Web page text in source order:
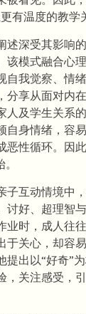
有温度的教学
述深受其影响
该模式融合心
自我觉察、情
分享从面对内
人及学生关系
自身情绪，容
恶性循环。因
子互动情境中
讨好、超理智
业时，成人往
于关心，却容
提出以“好奇”
，关注感受，